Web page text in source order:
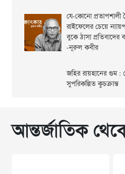
যে-কোনো প্রতাপশালী
রাইফেলের চেয়ে
বুকে ঠাসা
-নূরুল কবীর
জহির রায়হানের গুম
সুপরিকল্পিত কুচক্রান্ত
আন্তর্জাতিক